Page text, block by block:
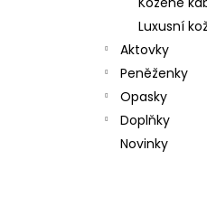
Luxusní
Aktovky
Peněženky
Opasky
Doplňky
Novinky